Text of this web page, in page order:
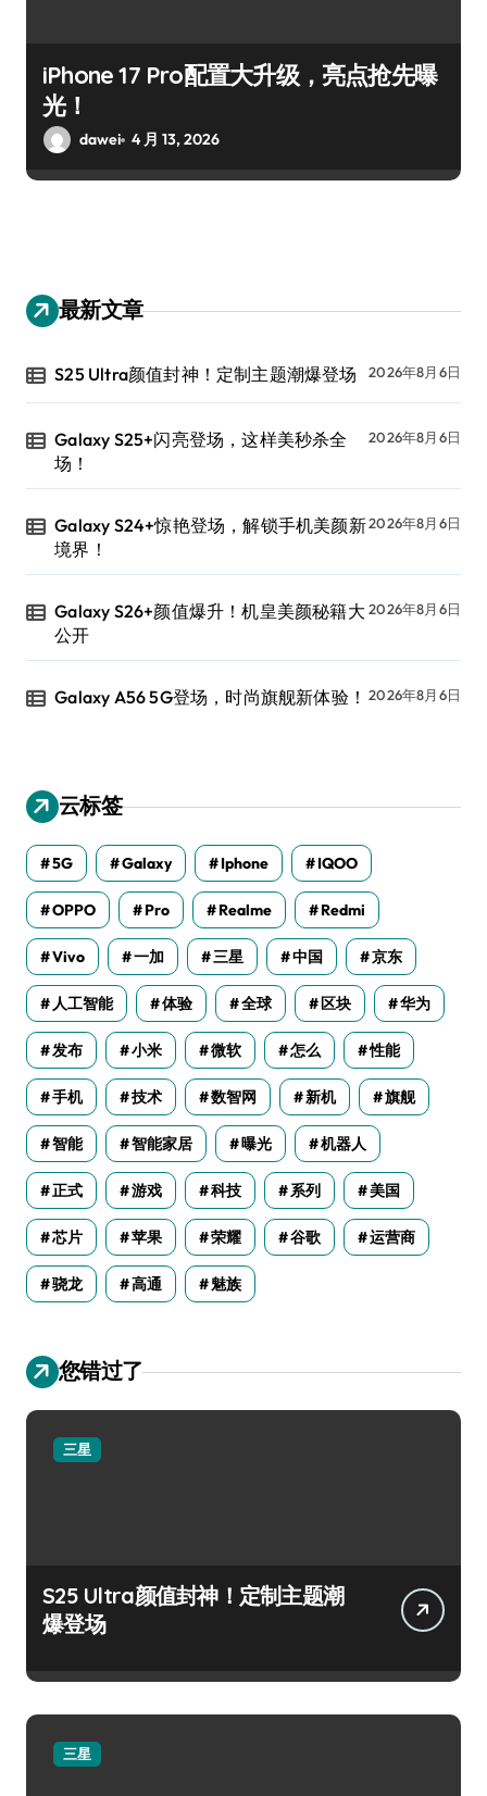
iPhone 17 Pro配置大升级，亮点抢先曝
光！
dawei 4 月 13, 2026
最新文章
S25 Ultra颜值封神！定制主题潮爆登场 2026年8月6日
Galaxy S25+闪亮登场，这样美秒杀全
场！
2026年8月6日
Galaxy S24+惊艳登场，解锁手机美颜新
境界！
2026年8月6日
Galaxy S26+颜值爆升！机皇美颜秘籍大
公开
2026年8月6日
Galaxy A56 5G登场，时尚旗舰新体验！ 2026年8月6日
云标签
5G Galaxy Iphone IQOO
OPPO Pro Realme Redmi
Vivo 一加 三星 中国 京东
人工智能 体验 全球 区块 华为
发布 小米 微软 怎么 性能
手机 技术 数智网 新机 旗舰
智能 智能家居 曝光 机器人
正式 游戏 科技 系列 美国
芯片 苹果 荣耀 谷歌 运营商
骁龙 高通 魅族
您错过了
三星
S25 Ultra颜值封神！定制主题潮
爆登场
三星